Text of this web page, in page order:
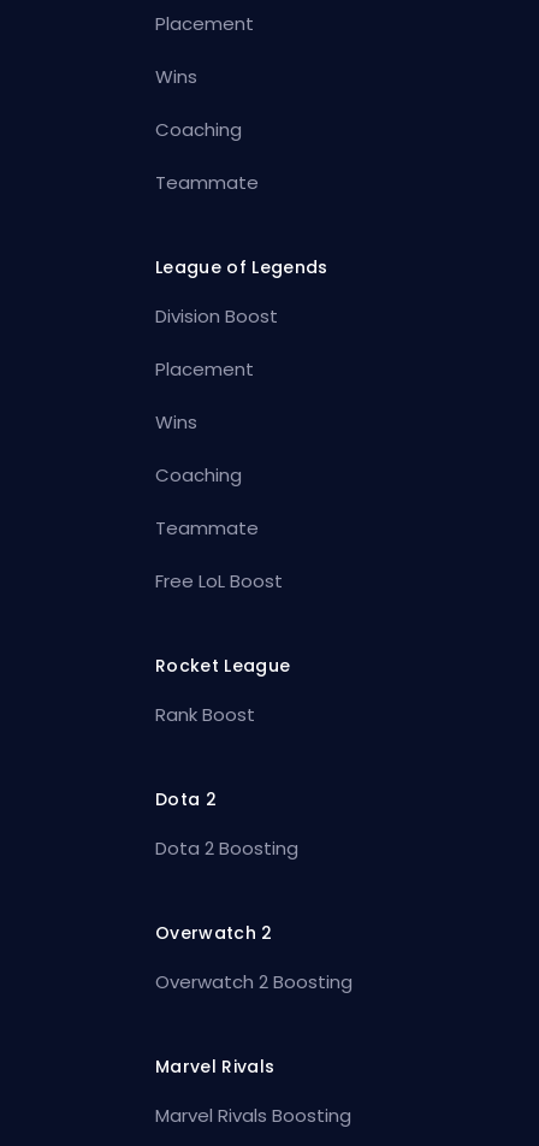
Placement
Wins
Coaching
Teammate
League of Legends
Division Boost
Placement
Wins
Coaching
Teammate
Free LoL Boost
Rocket League
Rank Boost
Dota 2
Dota 2 Boosting
Overwatch 2
Overwatch 2 Boosting
Marvel Rivals
Marvel Rivals Boosting